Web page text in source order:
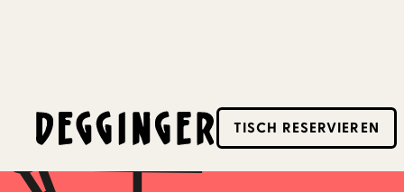
Dieses Event hat schon stattgefunden! Schaue
TISCH RESERVIEREN
5.12.2022